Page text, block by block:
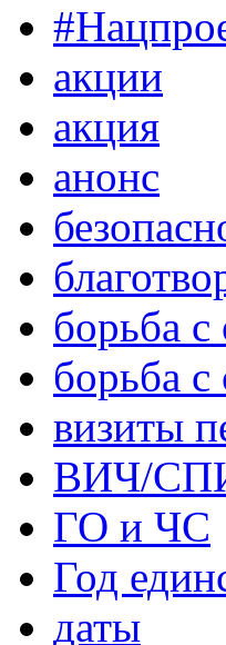
акции
акция
анонс
борьба
борьба
визиты
ВИЧ/
ГО и ЧС
Год
даты